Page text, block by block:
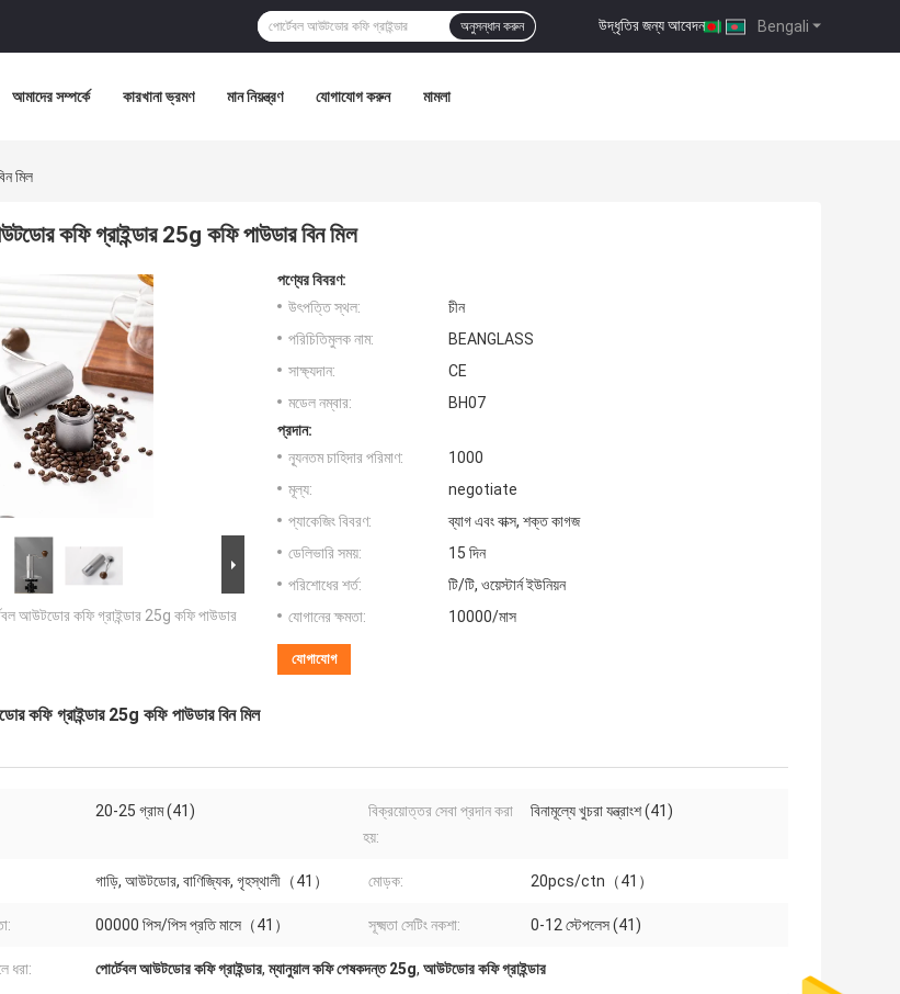
Bengali
উদ্ধৃতির জন্য আবেদন |
অনুসন্ধান করুন
আমাদের সম্পর্কে কারখানা ভ্রমণ মান নিয়ন্ত্রণ যোগাযোগ করুন মামলা
মিল
কফি গ্রাইন্ডার 25g কফি পাউডার বিন মিল
আউটডোর কফি গ্রাইন্ডার 25g কফি পাউডার
পণ্যের বিবরণ:
উৎপত্তি স্থল:
চীন
পরিচিতিমুলক নাম:
BEANGLASS
সাক্ষ্যদান:
CE
মডেল নম্বার:
BH07
প্রদান:
ন্যূনতম চাহিদার পরিমাণ:
1000
মূল্য:
negotiate
প্যাকেজিং বিবরণ:
ব্যাগ এবং বাক্স, শক্ত কাগজ
ডেলিভারি সময়:
15 দিন
পরিশোধের শর্ত:
টি/টি, ওয়েস্টার্ন ইউনিয়ন
যোগানের ক্ষমতা:
10000/মাস
যোগাযোগ
কফি গ্রাইন্ডার 25g কফি পাউডার বিন মিল
20-25 গ্রাম (41)
বিক্রয়োত্তর সেবা প্রদান করা
হয়:
বিনামূল্যে খুচরা যন্ত্রাংশ (41)
গাড়ি, আউটডোর, বাণিজ্যিক, গৃহস্থালী（41） মোড়ক: 20pcs/ctn（41）
00000 পিস/পিস প্রতি মাসে（41） সূক্ষ্মতা সেটিং নকশা: 0-12 স্টেপলেস (41)
ধরা: পোর্টেবল আউটডোর কফি গ্রাইন্ডার,ম্যানুয়াল কফি পেষকদন্ত 25g, আউটডোর কফি গ্রাইন্ডার